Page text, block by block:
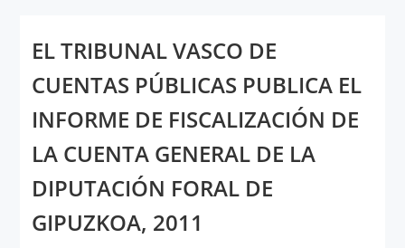
EL TRIBUNAL VASCO DE
CUENTAS PÚBLICAS PUBLICA EL
INFORME DE FISCALIZACIÓN DE
LA CUENTA GENERAL DE LA
DIPUTACIÓN FORAL DE
GIPUZKOA, 2011